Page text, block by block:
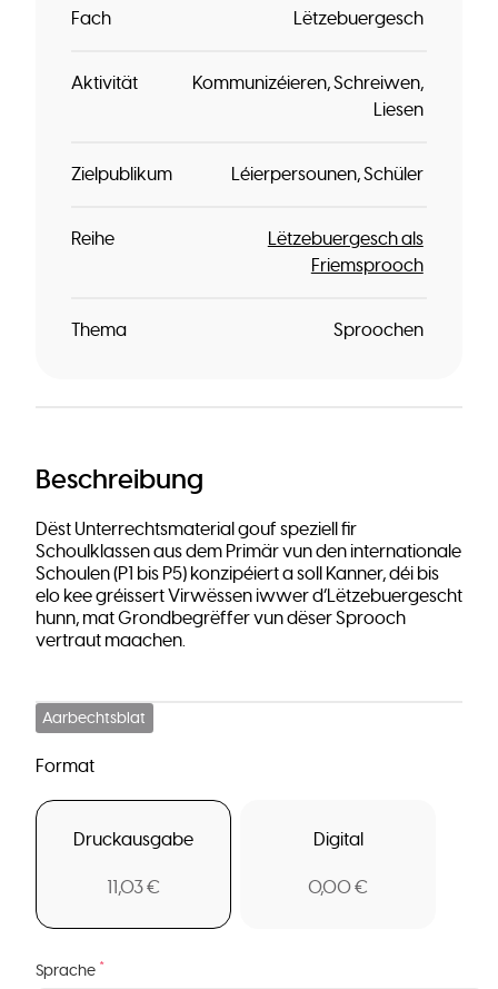
Fach Lëtzebuergesch
Aktivität Kommunizéieren Schreiwen
Liesen
Zielpublikum Léierpersounen Schüler
Reihe
Lëtzebuergesch als
Friemsprooch
Thema Sproochen
Beschreibung
Dëst Unterrechtsmaterial gouf speziell fir
Schoulklassen aus dem Primär vun den internationale
Schoulen (P1 bis P5) konzipéiert a soll Kanner, déi bis
elo kee gréissert Virwëssen iwwer d’Lëtzebuergescht
hunn, mat Grondbegrëffer vun dëser Sprooch
vertraut maachen.
Aarbechtsblat
Format
Druckausgabe
11,03 €
Digital
0,00 €
Sprache *